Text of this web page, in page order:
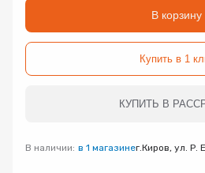
Инсталляции
Коллекторные группы
В корзину
Купить в 1
КУПИТЬ В
В наличии: в 1 магазинег.Киров, ул. Р.
Нажимая «Купить», вы
Нажимая «Заказать»,
Нажимая «Оформить»,